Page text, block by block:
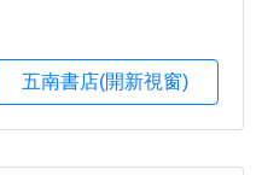
五南書店(開新視窗)